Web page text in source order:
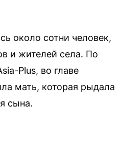
около сотни человек,
и жителей села. По
Plus, во главе
мать, которая рыдала
сына.